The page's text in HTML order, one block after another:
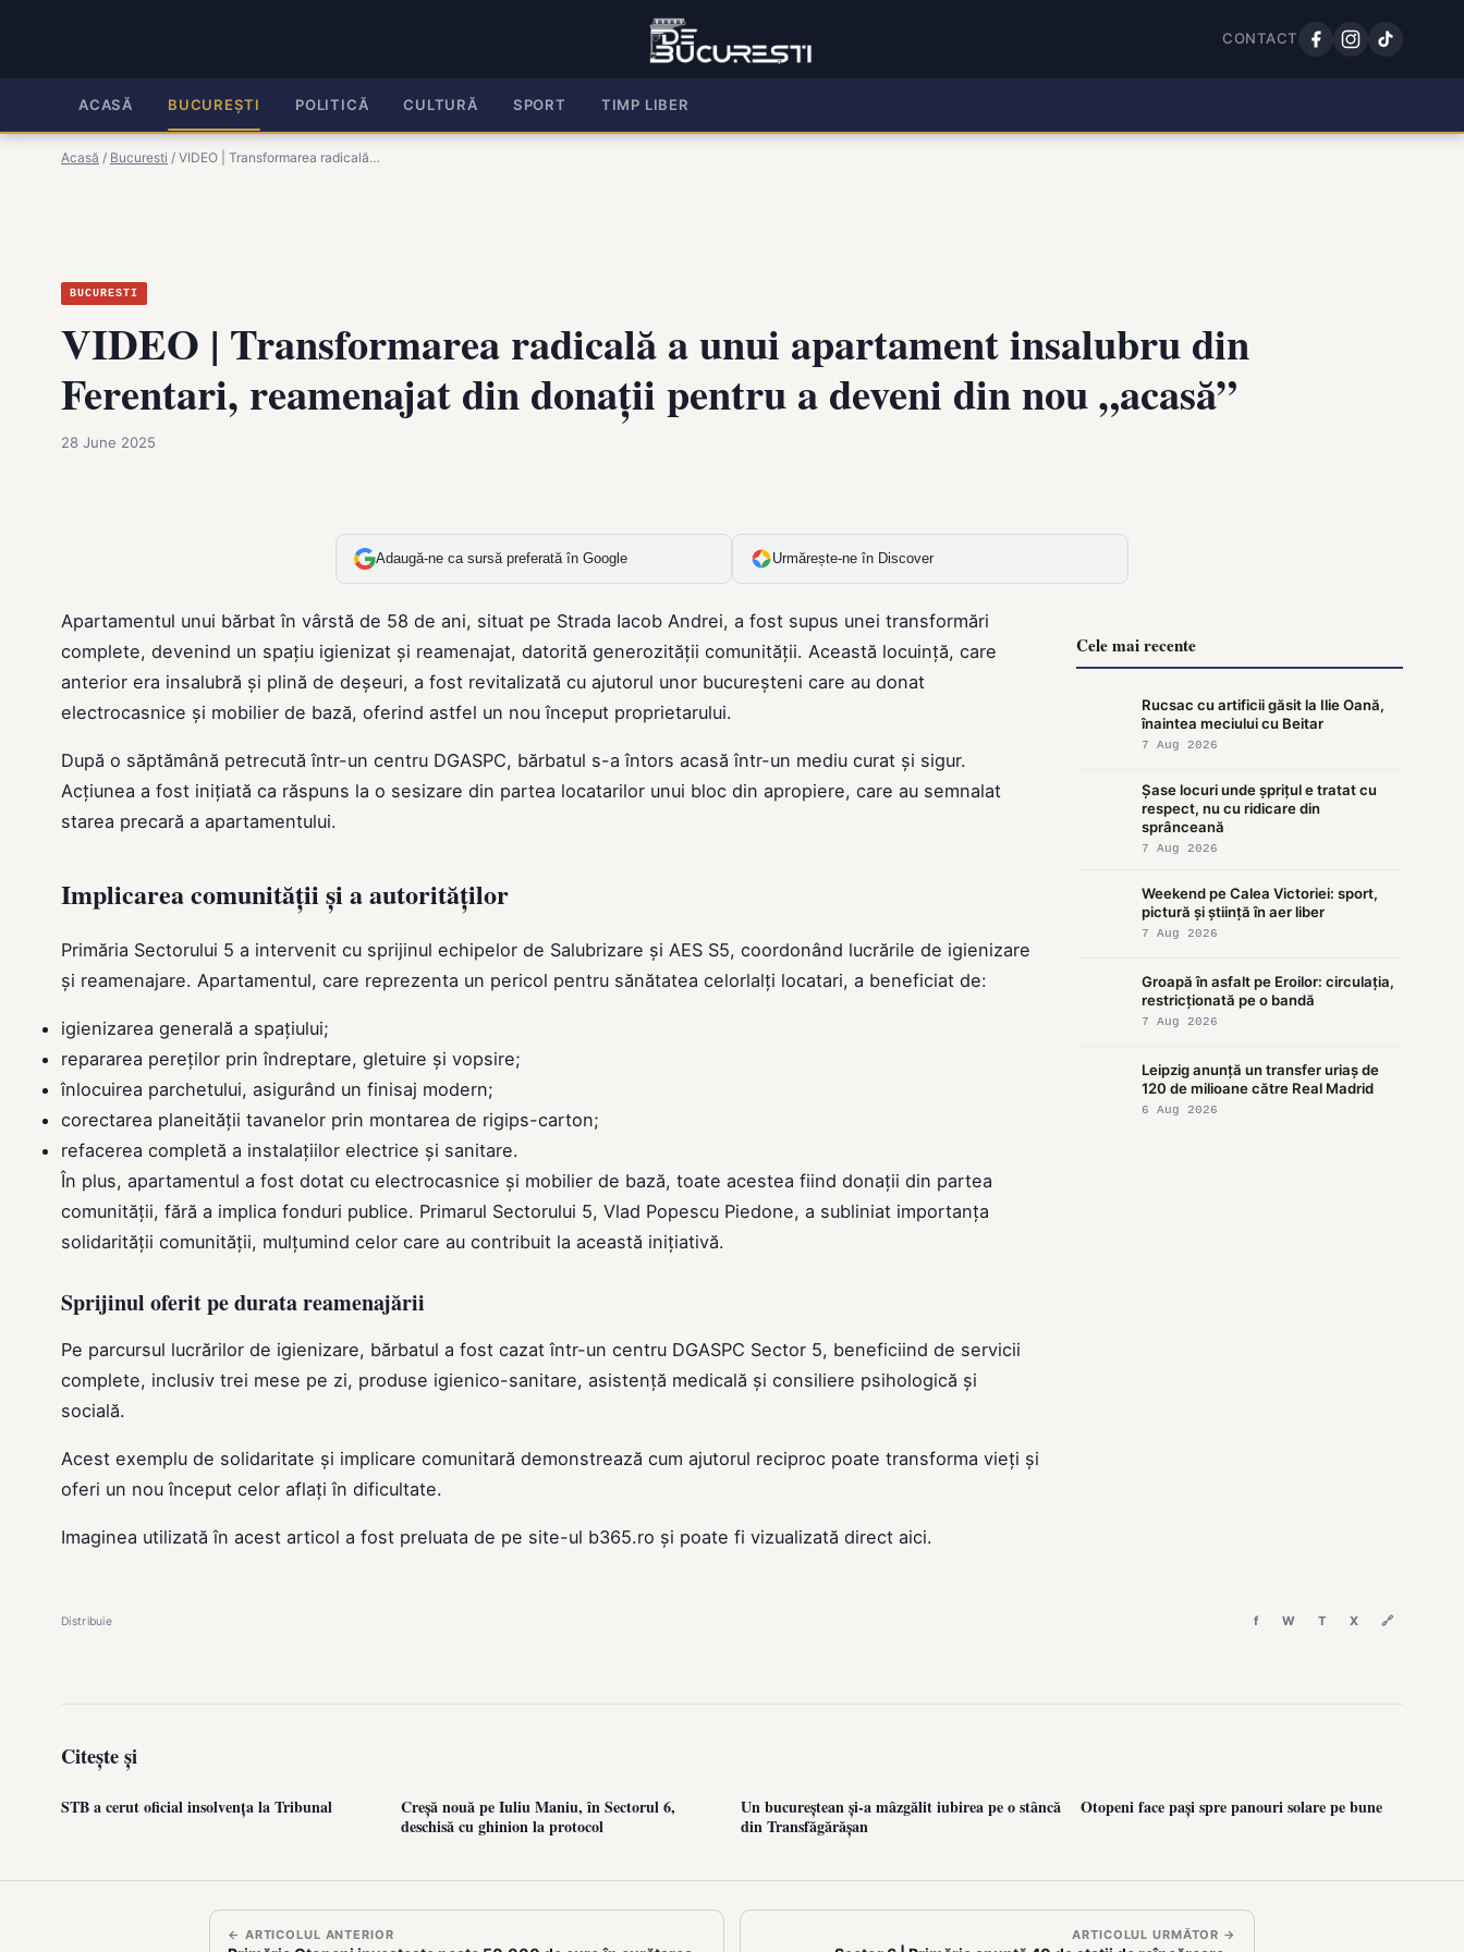
CONTACT
ACASĂ BUCUREȘTI POLITICĂ CULTURĂ SPORT TIMP LIBER
Acasă / Bucuresti / VIDEO | Transformarea radicală…
BUCURESTI
VIDEO | Transformarea radicală a unui apartament insalubru din
Ferentari, reamenajat din donații pentru a deveni din nou „acasă”
28 June 2025
Adaugă-ne ca sursă preferată în Google Urmărește-ne în Discover
Apartamentul unui bărbat în vârstă de 58 de ani, situat pe Strada Iacob Andrei, a fost supus unei transformări
complete, devenind un spațiu igienizat și reamenajat, datorită generozității comunității. Această locuință, care
anterior era insalubră și plină de deșeuri, a fost revitalizată cu ajutorul unor bucureșteni care au donat
electrocasnice și mobilier de bază, oferind astfel un nou început proprietarului.
După o săptămână petrecută într-un centru DGASPC, bărbatul s-a întors acasă într-un mediu curat și sigur.
Acțiunea a fost inițiată ca răspuns la o sesizare din partea locatarilor unui bloc din apropiere, care au semnalat
starea precară a apartamentului.
Implicarea comunității și a autorităților
Primăria Sectorului 5 a intervenit cu sprijinul echipelor de Salubrizare și AES S5, coordonând lucrările de igienizare
și reamenajare. Apartamentul, care reprezenta un pericol pentru sănătatea celorlalți locatari, a beneficiat de:
igienizarea generală a spațiului;
repararea pereților prin îndreptare, gletuire și vopsire;
înlocuirea parchetului, asigurând un finisaj modern;
corectarea planeității tavanelor prin montarea de rigips-carton;
refacerea completă a instalațiilor electrice și sanitare.
În plus, apartamentul a fost dotat cu electrocasnice și mobilier de bază, toate acestea fiind donații din partea
comunității, fără a implica fonduri publice. Primarul Sectorului 5, Vlad Popescu Piedone, a subliniat importanța
solidarității comunității, mulțumind celor care au contribuit la această inițiativă.
Sprijinul oferit pe durata reamenajării
Pe parcursul lucrărilor de igienizare, bărbatul a fost cazat într-un centru DGASPC Sector 5, beneficiind de servicii
complete, inclusiv trei mese pe zi, produse igienico-sanitare, asistență medicală și consiliere psihologică și
socială.
Acest exemplu de solidaritate și implicare comunitară demonstrează cum ajutorul reciproc poate transforma vieți și
oferi un nou început celor aflați în dificultate.
Imaginea utilizată în acest articol a fost preluata de pe site-ul b365.ro și poate fi vizualizată direct aici.
Cele mai recente
Rucsac cu artificii găsit la Ilie Oană,
înaintea meciului cu Beitar
7 Aug 2026
Șase locuri unde șprițul e tratat cu
respect, nu cu ridicare din
sprânceană
7 Aug 2026
Weekend pe Calea Victoriei: sport,
pictură și știință în aer liber
7 Aug 2026
Groapă în asfalt pe Eroilor: circulația,
restricționată pe o bandă
7 Aug 2026
Leipzig anunță un transfer uriaș de
120 de milioane către Real Madrid
6 Aug 2026
Distribuie f W T X 🔗
Citește și
STB a cerut oficial insolvența la Tribunal
Creșă nouă pe Iuliu Maniu, în Sectorul 6,
deschisă cu ghinion la protocol
Un bucureștean și-a mâzgălit iubirea pe o stâncă
din Transfăgărășan
Otopeni face pași spre panouri solare pe bune
← ARTICOLUL ANTERIOR ARTICOLUL URMĂTOR →